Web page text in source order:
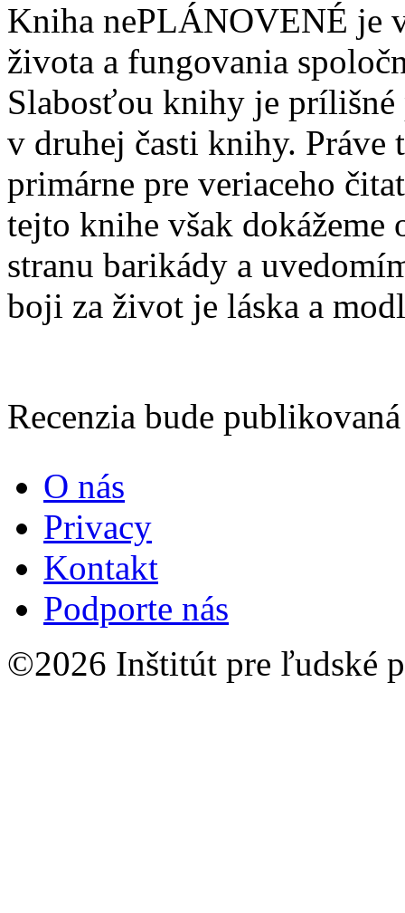
Kniha nePLÁNOVENÉ je
života a fungovania
Slabosťou knihy je prílišné
v druhej časti knihy.
primárne pre veriaceho
tejto knihe však
stranu barikády a
boji za život je láska a
Recenzia bude
O nás
Privacy
Kontakt
Podporte nás
©2026 Inštitút pre ľudské